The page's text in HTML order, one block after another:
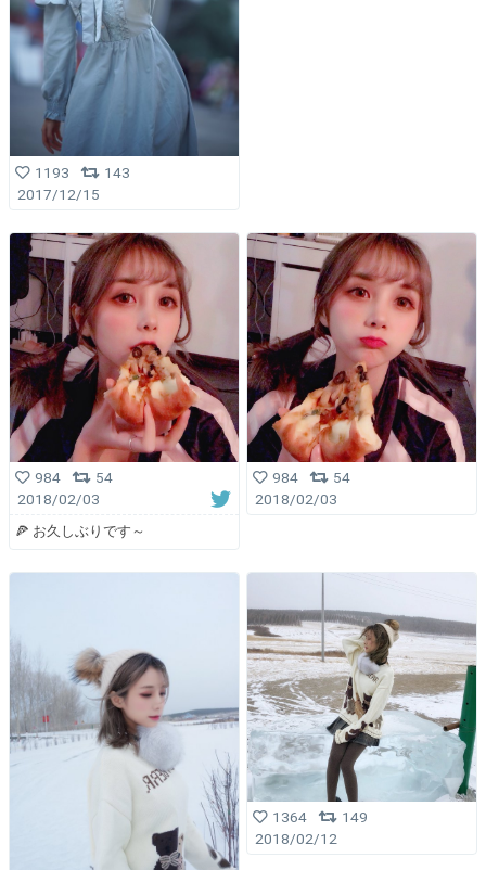
1193
143
2017/12/15
984
54
2018/02/03
🍕 お久しぶりです～
984
54
2018/02/03
1364
149
2018/02/12